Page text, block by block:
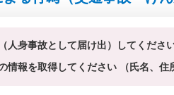
人身事故として届け出）してくださ
情報を取得してください （氏名、